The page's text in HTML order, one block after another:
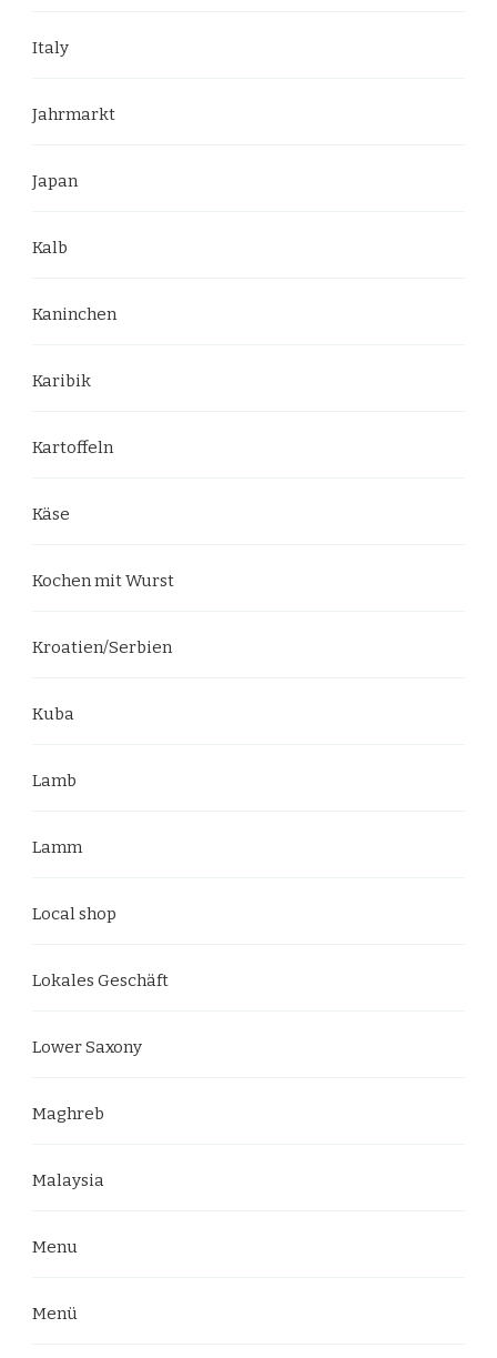
Italy
Jahrmarkt
Japan
Kalb
Kaninchen
Karibik
Kartoffeln
Käse
Kochen mit Wurst
Kroatien/Serbien
Kuba
Lamb
Lamm
Local shop
Lokales Geschäft
Lower Saxony
Maghreb
Malaysia
Menu
Menü